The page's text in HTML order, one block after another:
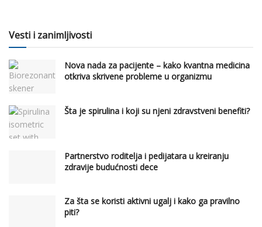
Vesti i zanimljivosti
Nova nada za pacijente – kako kvantna medicina
otkriva skrivene probleme u organizmu
Šta je spirulina i koji su njeni zdravstveni benefiti?
Partnerstvo roditelja i pedijatara u kreiranju
zdravije budućnosti dece
Za šta se koristi aktivni ugalj i kako ga pravilno
piti?